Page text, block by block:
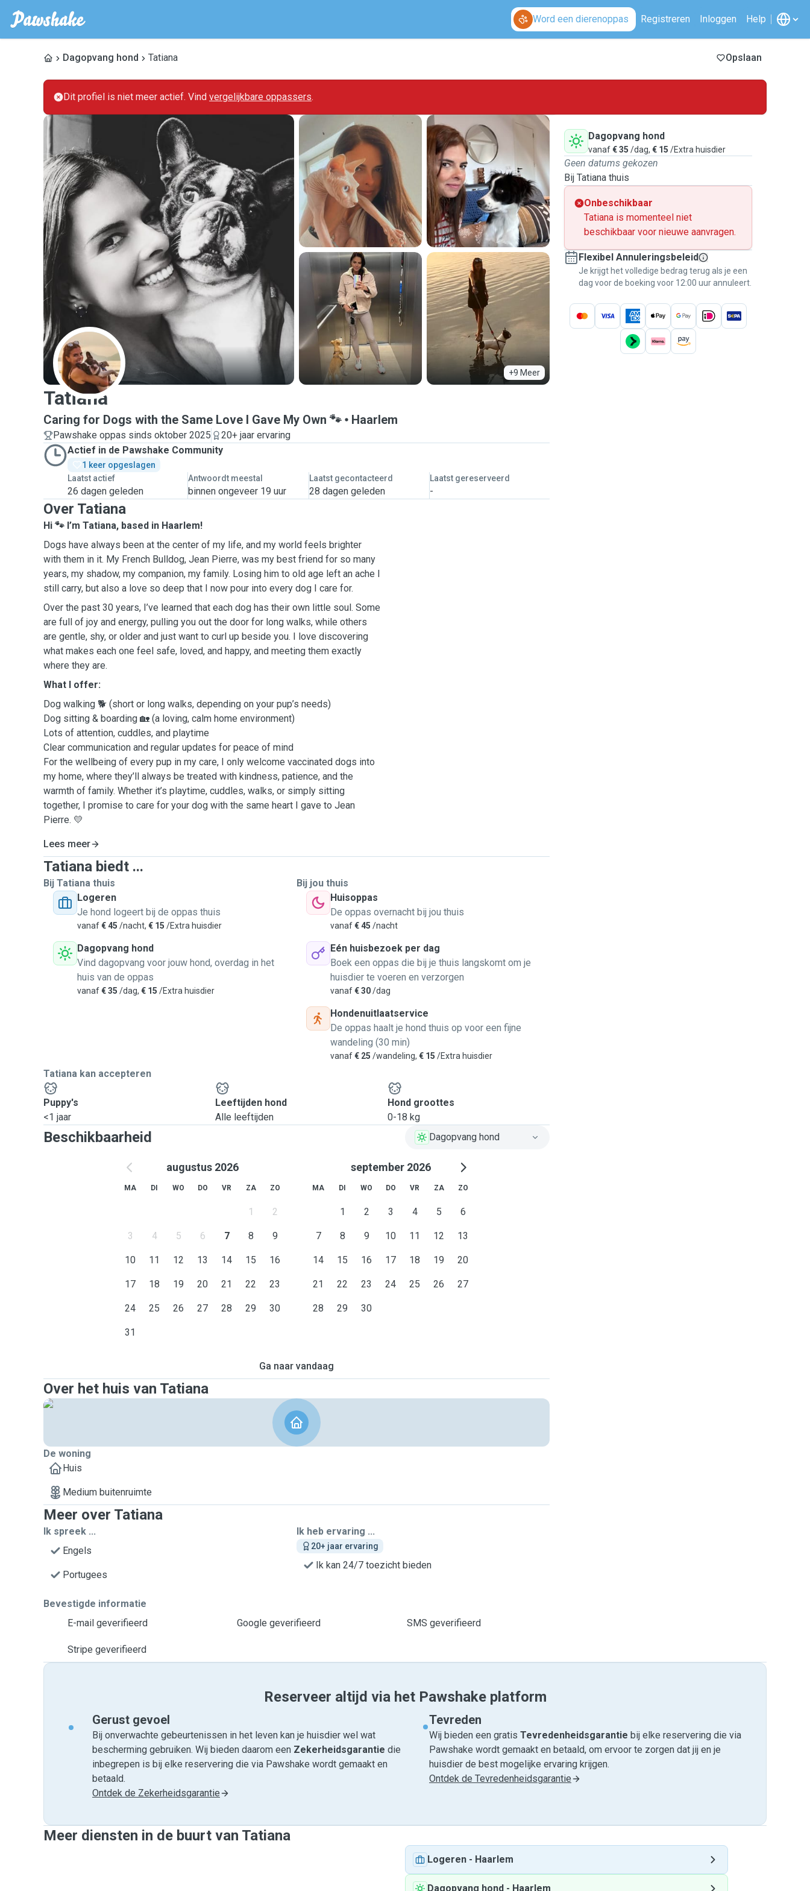
Word een dierenoppas Registreren Inloggen Help
Dagopvang hond Tatiana Opslaan
Dit profiel is niet meer actief. Vind vergelijkbare oppassers.
+9 Meer
T
Tatiana
Caring for Dogs with the Same Love I Gave My Own 🐾 Haarlem
Pawshake oppas sinds oktober 2025
20+ jaar ervaring
Actief in de Pawshake Community
1 keer opgeslagen
Laatst actief
26 dagen geleden
Antwoordt meestal
binnen ongeveer 19 uur
Laatst gecontacteerd
28 dagen geleden
Laatst gereserveerd
-
Over Tatiana
Hi 🐾 I’m Tatiana, based in Haarlem!
Dogs have always been at the center of my life, and my world feels brighter
with them in it. My French Bulldog, Jean Pierre, was my best friend for so many
years, my shadow, my companion, my family. Losing him to old age left an ache I
still carry, but also a love so deep that I now pour into every dog I care for.
Over the past 30 years, I’ve learned that each dog has their own little soul. Some
are full of joy and energy, pulling you out the door for long walks, while others
are gentle, shy, or older and just want to curl up beside you. I love discovering
what makes each one feel safe, loved, and happy, and meeting them exactly
where they are.
What I offer:
Dog walking 🐕 (short or long walks, depending on your pup’s needs)
Dog sitting & boarding 🏡 (a loving, calm home environment)
Lots of attention, cuddles, and playtime
Clear communication and regular updates for peace of mind
For the wellbeing of every pup in my care, I only welcome vaccinated dogs into
my home, where they’ll always be treated with kindness, patience, and the
warmth of family. Whether it’s playtime, cuddles, walks, or simply sitting
together, I promise to care for your dog with the same heart I gave to Jean
Pierre. 💛
Lees meer
Tatiana biedt ...
Bij Tatiana thuis
Logeren
Je hond logeert bij de oppas thuis
vanaf€ 45 /nacht, € 15 /Extra huisdier
Dagopvang hond
Vind dagopvang voor jouw hond, overdag in het
huis van de oppas
vanaf€ 35 /dag, € 15 /Extra huisdier
Bij jou thuis
Huisoppas
De oppas overnacht bij jou thuis
vanaf€ 45 /nacht
Eén huisbezoek per dag
Boek een oppas die bij je thuis langskomt om je
huisdier te voeren en verzorgen
vanaf€ 30/dag
Hondenuitlaatservice
De oppas haalt je hond thuis op voor een fijne
wandeling (30 min)
vanaf€ 25 /wandeling, € 15 /Extra huisdier
Tatiana kan accepteren
Puppy's
<1 jaar
Leeftijden hond
Alle leeftijden
Hond groottes
0-18 kg
Beschikbaarheid Dagopvang hond
augustus 2026
MA DI WO DO VR ZA ZO
1 2
3 4 5 6 7 8 9
10 11 12 13 14 15 16
17 18 19 20 21 22 23
24 25 26 27 28 29 30
31
september 2026
MA DI WO DO VR ZA ZO
1 2 3 4 5 6
7 8 9 10 11 12 13
14 15 16 17 18 19 20
21 22 23 24 25 26 27
28 29 30
Ga naar vandaag
Over het huis van Tatiana
De woning
Huis
Medium buitenruimte
Meer over Tatiana
Ik spreek ...
Engels
Portugees
Ik heb ervaring ...
20+ jaar ervaring
Ik kan 24/7 toezicht bieden
Bevestigde informatie
E-mail geverifieerd
Google geverifieerd SMS geverifieerd
Stripe geverifieerd
Dagopvang hond
vanaf€ 35 /dag, € 15 /Extra huisdier
Geen datums gekozen
Bij Tatiana thuis
Onbeschikbaar
Tatiana is momenteel niet
beschikbaar voor nieuwe aanvragen.
Flexibel Annuleringsbeleid
Je krijgt het volledige bedrag terug als je een
dag voor de boeking voor 12:00 uur annuleert.
Reserveer altijd via het Pawshake platform
Gerust gevoel
Bij onverwachte gebeurtenissen in het leven kan je huisdier wel wat
bescherming gebruiken. Wij bieden daarom een Zekerheidsgarantie die
inbegrepen is bij elke reservering die via Pawshake wordt gemaakt en
betaald.
Ontdek de Zekerheidsgarantie
Tevreden
Wij bieden een gratis Tevredenheids­garantie bij elke reservering die via
Pawshake wordt gemaakt en betaald, om ervoor te zorgen dat jij en je
huisdier de best mogelijke ervaring krijgen.
Ontdek de Tevredenheidsgarantie
Meer diensten in de buurt van Tatiana
Logeren - Haarlem
Dagopvang hond - Haarlem